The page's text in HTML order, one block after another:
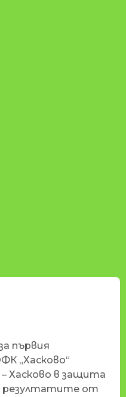
първия
„Хасково“
в защита
резултатите от